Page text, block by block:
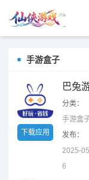
手游盒子
下载应用
巴兔
分类：
手游盒
发布：
2025-
6